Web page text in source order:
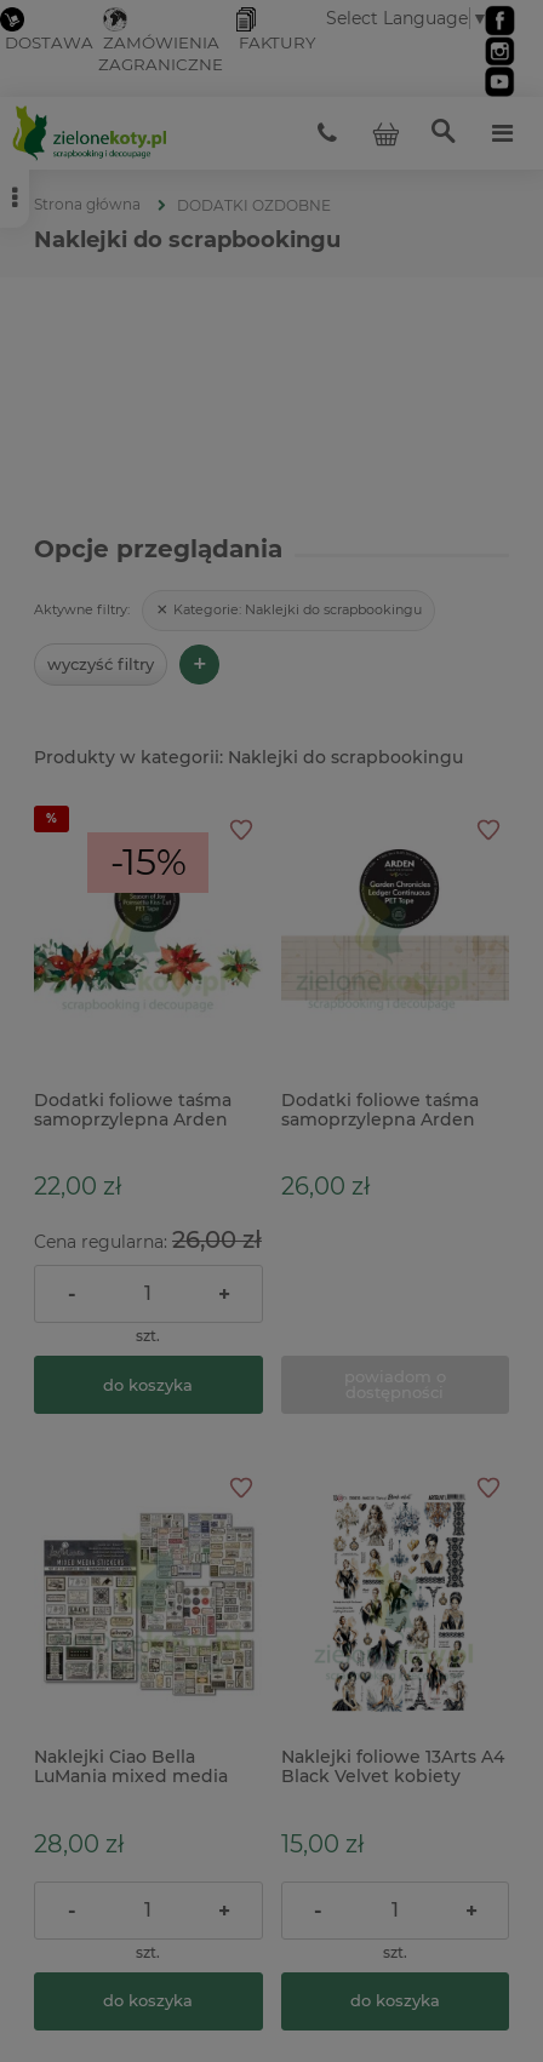
DOSTAWA ZAMÓWIENIA
ZAGRANICZNE
FAKTURY
Select Language ▼
Strona główna DODATKI OZDOBNE
Naklejki do scrapbookingu
Opcje przeglądania
Aktywne filtry: Kategorie: Naklejki do scrapbookingu
wyczyść filtry +
Naklejki do scrapbookingu
-15%
Dodatki foliowe taśma
samoprzylepna Arden
poinsecje
22,00 zł
Cena regularna: 26,00 zł
- +
szt.
do koszyka
Dodatki foliowe taśma
samoprzylepna Arden
Garden Chronicles linie
26,00 zł
Naklejki Ciao Bella
LuMania mixed media
28,00 zł
- +
szt.
do koszyka
Naklejki foliowe 13Arts A4
Black Velvet kobiety
15,00 zł
- +
szt.
do koszyka